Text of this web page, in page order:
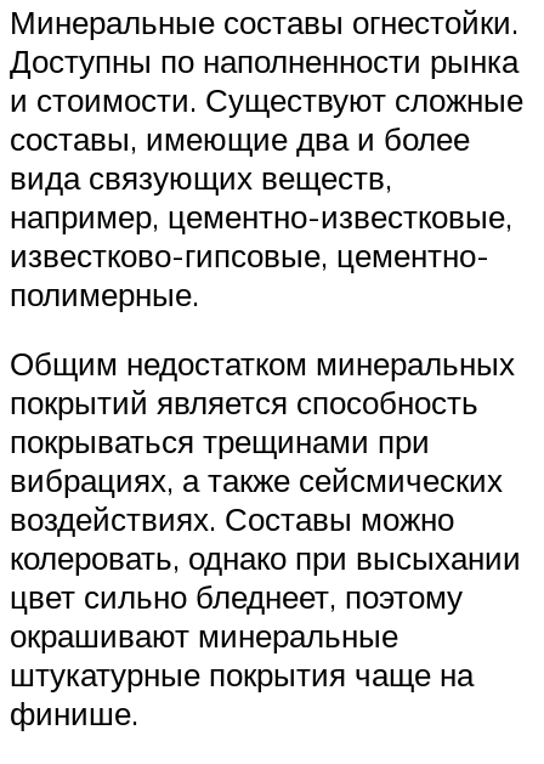
Минеральные составы огнестойки.
Доступны по наполненности рынка
и стоимости. Существуют сложные
составы, имеющие два и более
вида связующих веществ,
например, цементно-известковые,
известково-гипсовые, цементно-
полимерные.
Общим недостатком минеральных
покрытий является способность
покрываться трещинами при
вибрациях, а также сейсмических
воздействиях. Составы можно
колеровать, однако при высыхании
цвет сильно бледнеет, поэтому
окрашивают минеральные
штукатурные покрытия чаще на
финише.